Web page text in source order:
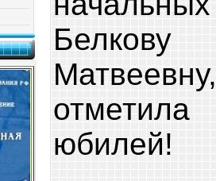
юбилей!